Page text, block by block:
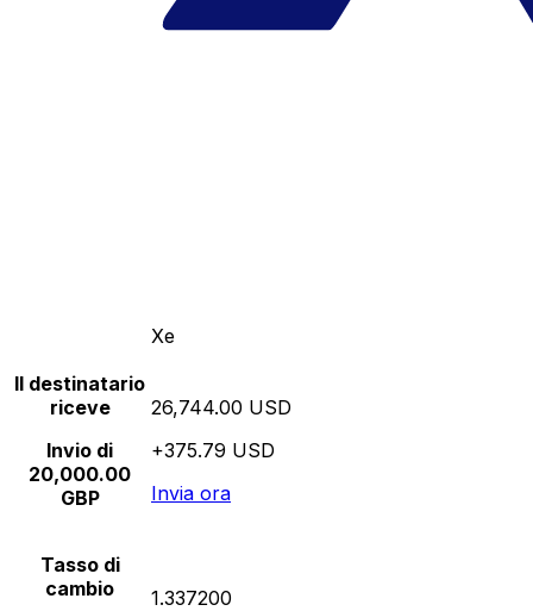
Xe
Il destinatario
riceve
Invio di
20,000.00
GBP
26,744.00 USD
+375.79 USD
Invia ora
Tasso di
cambio
1.337200